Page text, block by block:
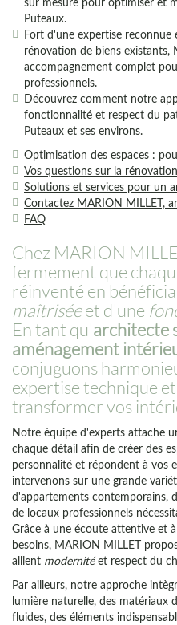
Puteaux.
Fort d'une expertise reconnue
rénovation de biens existants,
accompagnement complet
professionnels.
Découvrez comment notre
fonctionnalité et respect du
Puteaux et ses environs.
Optimisation des espaces :
Vos questions sur la
Solutions et services pour un
Contactez MARION MILLET,
FAQ
Chez MARION
fermement que
réinventé en
maîtriséeet d'une
En tant qu'architecte
aménagement
conjuguons
expertise technique
transformer vos
Notre équipe d'experts attache
chaque détail afin de créer des
personnalité et répondent à vos
intervenons sur une grande
d'appartements contemporains,
de locaux professionnels
Grâce à une écoute attentive et
besoins, MARION MILLET
allient modernitéet respect du
Par ailleurs, notre approche
lumière naturelle, des matériaux
fluides, des éléments